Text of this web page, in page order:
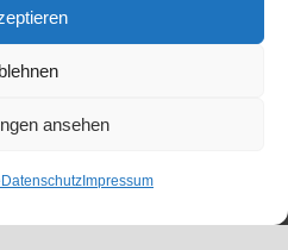
ansehen
Datenschutz Impressum